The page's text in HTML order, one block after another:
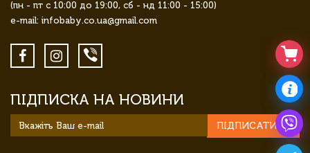
(пн - пт с 10:00 до 19:00, сб - нд 11:00 - 15:00)
e-mail: infobaby.co.ua@gmail.com
ПІДПИСКА НА НОВИНИ
ПІДПИСАТИСЯ